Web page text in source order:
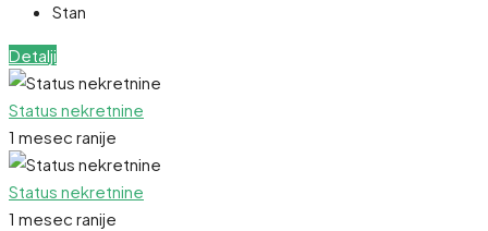
Stan
Detalji
Status nekretnine
1 mesec ranije
Status nekretnine
1 mesec ranije